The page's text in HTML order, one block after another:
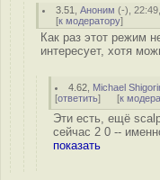
3.51 ,Аноним (-),
[к модератору]
Как раз этот режим
интересует, хотя
4.62 Michael
[ответить] [к
Эти есть, ещё
сейчас 2 0 --
показать